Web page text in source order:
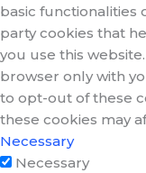
basic functionalities
party cookies that
you use this
browser only with
to opt-out of these
these cookies may
Necessary
Necessary